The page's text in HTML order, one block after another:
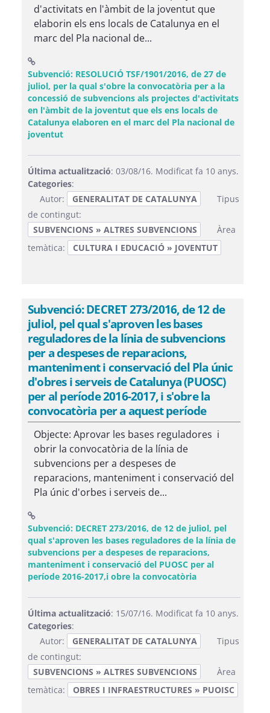
d'activitats en l'àmbit de la joventut que
elaborin els ens locals de Catalunya en el
marc del Pla nacional de...
Subvenció: RESOLUCIÓ TSF/1901/2016, de 27 de
juliol, per la qual s'obre la convocatòria per a la
concessió de subvencions als projectes d'activitats
en l'àmbit de la joventut que els ens locals de
Catalunya elaboren en el marc del Pla nacional de
joventut(Obre una finestra nova)
Última actualització: 03/08/16. Modificat fa 10 anys.
Categories:
Autor:
GENERALITAT DE CATALUNYA
Tipus
de contingut:
SUBVENCIONS » ALTRES SUBVENCIONS
Àrea
temàtica:
CULTURA I EDUCACIÓ » JOVENTUT
Subvenció: DECRET 273/2016, de 12 de
juliol, pel qual s'aproven les bases
reguladores de la línia de subvencions
per a despeses de reparacions,
manteniment i conservació del Pla únic
d'obres i serveis de Catalunya (PUOSC)
per al període 2016-2017, i s'obre la
convocatòria per a aquest període
Objecte: Aprovar les bases reguladores i
obrir la convocatòria de la línia de
subvencions per a despeses de
reparacions, manteniment i conservació del
Pla únic d'orbes i serveis de...
Subvenció: DECRET 273/2016, de 12 de juliol, pel
qual s'aproven les bases reguladores de la línia de
subvencions per a despeses de reparacions,
manteniment i conservació del PUOSC per al
període 2016-2017,i obre la convocatòria(Obre una
Última actualització: 15/07/16. Modificat fa 10 anys.
Categories:
Autor:
GENERALITAT DE CATALUNYA
Tipus
de contingut:
SUBVENCIONS » ALTRES SUBVENCIONS
Àrea
temàtica:
OBRES I INFRAESTRUCTURES » PUOISC